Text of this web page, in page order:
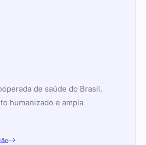
de saúde do Brasil,
humanizado e ampla